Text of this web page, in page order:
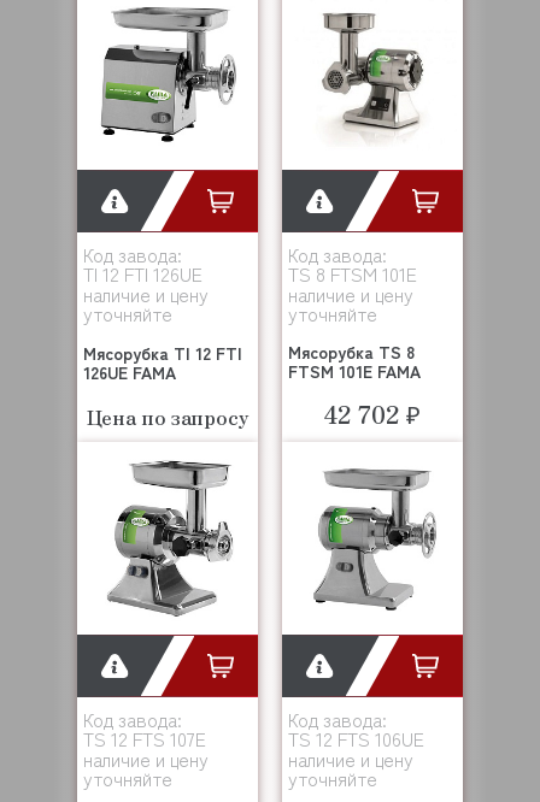
Код завода:
TI 12 FTI 126UE
наличие и цену
уточняйте
Мясорубка TI 12 FTI
126UE FAMA
Цена по запросу
Код завода:
TS 8 FTSM 101E
наличие и цену
уточняйте
Мясорубка TS 8
FTSM 101E FAMA
42 702 ₽
Код завода:
TS 12 FTS 107E
наличие и цену
уточняйте
Код завода:
TS 12 FTS 106UE
наличие и цену
уточняйте